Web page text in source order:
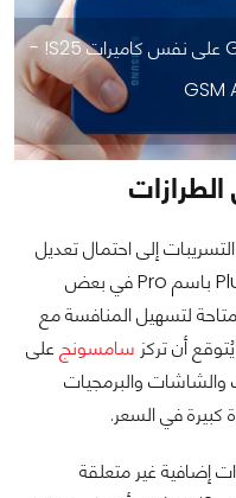
اعتماد هاتف سامسونج Galaxy S26 على نفس كاميرات S25! -
إلى احتمال تعديل
أسماء الإصدارات، مثل استبدال اسم Plus باسم Pro في بعض
لتسهيل المنافسة مع
أن تركز سامسونجعلى
والشاشات والبرمجيات
في السعر.
إضافية غير متعلقة